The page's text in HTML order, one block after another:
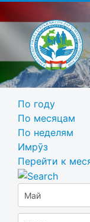
По году
По месяцам
По неделям
Имрӯз
Перейти к